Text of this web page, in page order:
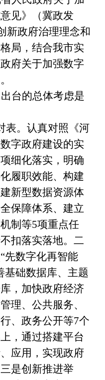
见》（冀政发
新政府治理理念和
局，结合我市实
府关于加强数字
。
台的总体考虑是
。认真对照《河
字政府建设的实
细化落实，明确
履职效能、构建
新型数据资源体
保障体系、建立
制等5项重点任
扣落实落地。二
“先数字化再智能
基础数据库、主题
，加快政府经济
理、公共服务、
、政务公开等7个
，通过搭建平台
应用，实现政府
是创新推进举